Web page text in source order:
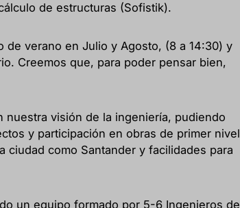
de estructuras (Sofistik).
de verano en Julio y Agosto, (8 a 14:30) y
Creemos que, para poder pensar bien,
nuestra visión de la ingeniería, pudiendo
y participación en obras de primer nivel
ciudad como Santander y facilidades para
un equipo formado por 5-6 Ingenieros de